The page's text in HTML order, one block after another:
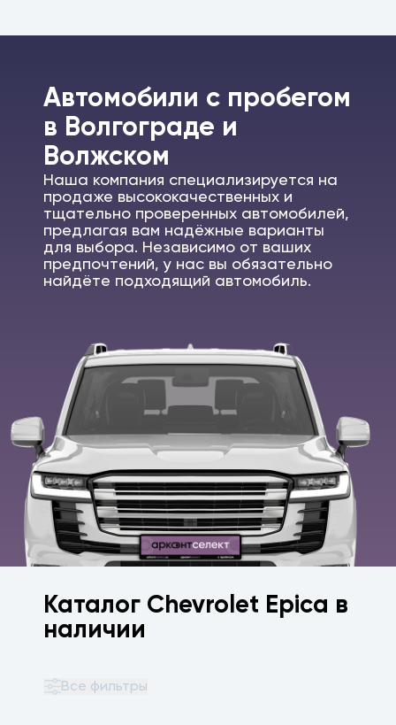
Автомобили c пробегом
в Волгограде и
Волжском
Наша компания специализируется на
продаже высококачественных и
тщательно проверенных автомобилей,
предлагая вам надёжные варианты
для выбора. Независимо от ваших
предпочтений, у нас вы обязательно
найдёте подходящий автомобиль.
Каталог Chevrolet Epica в
наличии
Все фильтры